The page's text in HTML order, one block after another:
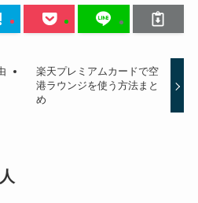
楽天プレミアムカードで空
港ラウンジを使う方法まと
め